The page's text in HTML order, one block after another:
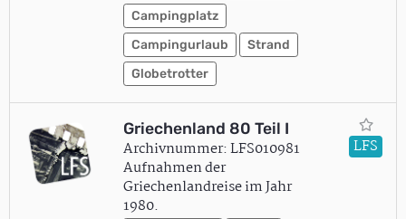
Campingplatz
Campingurlaub
Strand
Globetrotter
Griechenland 80 Teil I
Archivnummer: LFS010981
Aufnahmen der
Griechenlandreise im Jahr
1980.
LFS